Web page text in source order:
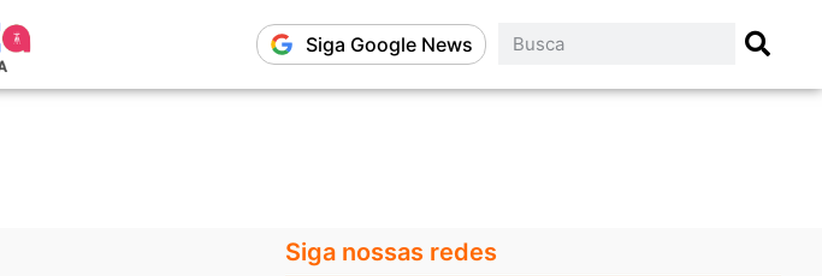
Siga Google News
Siga nossas redes